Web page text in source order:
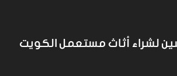
لشراء أثاث مستعمل الكويت